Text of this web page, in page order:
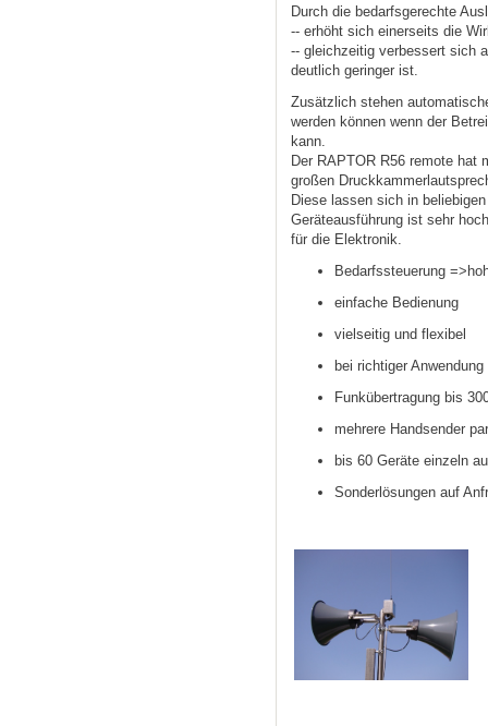
Durch die bedarfsgerechte
-- erhöht sich einerseits die
-- gleichzeitig verbessert sich
deutlich geringer ist.
Zusätzlich stehen
werden können wenn der
kann.
Der RAPTOR R56 remote hat
großen
Diese lassen sich in
Geräteausführung ist sehr
für die Elektronik.
Bedarfssteuerung
einfache Bedienung
vielseitig und flexibel
bei richtiger
Funkübertragung bis
mehrere Handsender
bis 60 Geräte einzeln
Sonderlösungen auf